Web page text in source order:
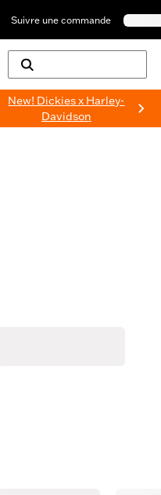
Suivre une commande
New! Dickies x Harley-
Davidson